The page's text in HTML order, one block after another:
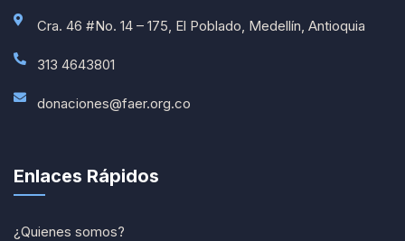
Cra. 46 #No. 14 – 175, El Poblado, Medellín, Antioquia
313 4643801
donaciones@faer.org.co
Enlaces Rápidos
¿Quienes somos?